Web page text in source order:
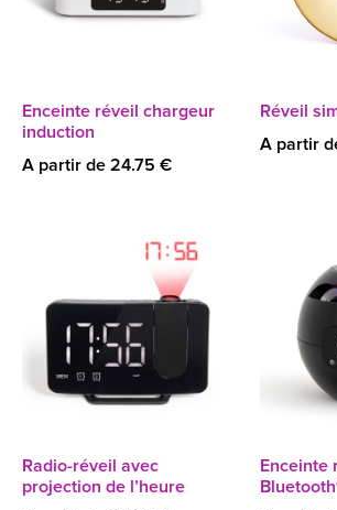
Enceinte réveil chargeur
induction
A partir de 24.75 €
Réveil
A partir
Radio-réveil avec
projection de l’heure
Enceinte